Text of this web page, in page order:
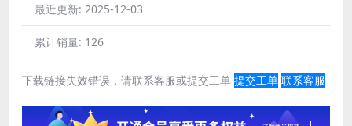
最近更新: 2025-12-03
累计销量: 126
下载链接失效错误，请联系客服或提交工单 提交工单 联系客服